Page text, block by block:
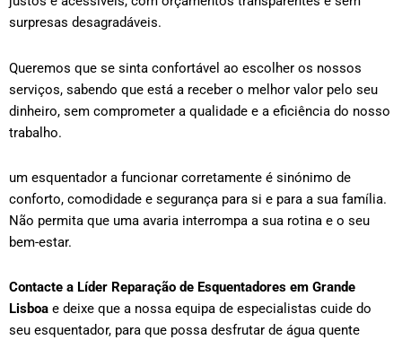
surpresas desagradáveis.
Queremos que se sinta confortável ao escolher os nossos
serviços, sabendo que está a receber o melhor valor pelo seu
dinheiro, sem comprometer a qualidade e a eficiência do nosso
trabalho.
um esquentador a funcionar corretamente é sinónimo de
conforto, comodidade e segurança para si e para a sua família.
Não permita que uma avaria interrompa a sua rotina e o seu
bem-estar.
Contacte a Líder Reparação de Esquentadores em Grande
Lisboa e deixe que a nossa equipa de especialistas cuide do
seu esquentador, para que possa desfrutar de água quente